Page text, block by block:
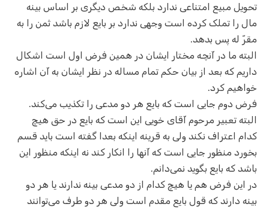
تحویل مبیع امتناعی ندارد بلکه شخص دیگری بر اساس بینه
مال را تملک کرده است وجهی ندارد بر بایع لازم باشد ثمن را به
مقرّ له پس بدهد.
البته ما در آنچه مختار ایشان در همین فرض اول است اشکال
داریم که بعد از بیان حکم تمام مساله در نظر ایشان به آن اشاره
خواهیم کرد.
فرض دوم جایی است که بایع هر دو مدعی را تکذیب می‌کند.
البته تعبیر مرحوم آقای خویی این است که بایع در حق هیچ
کدام اعتراف نکند ولی به قرینه اینکه بعدا گفته است باید قسم
بخورد منظور جایی است که آنها را انکار کند نه اینکه منظور این
باشد که بایع بگوید نمی‌دانم.
در این فرض هم یا هیچ کدام از دو مدعی بینه ندارند یا هر دو
بینه دارند که قول بایع مقدم است ولی هر دو طرف می‌توانند